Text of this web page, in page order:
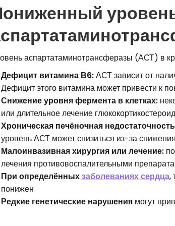
аспартатаминотрансферазы (АСТ) в
Дефицит витамина В6:АСТ зависит от
Дефицит этого витамина может привести к
Снижение уровня фермента в клетках:
или длительное лечение
Хроническая печёночная
уровень АСТ может снизиться из-за
Малоинвазивная хирургия или лечение:
лечения противовоспалительными
При определённыхзаболеваниях сердца,
понижен
Редкие генетические нарушениямогут